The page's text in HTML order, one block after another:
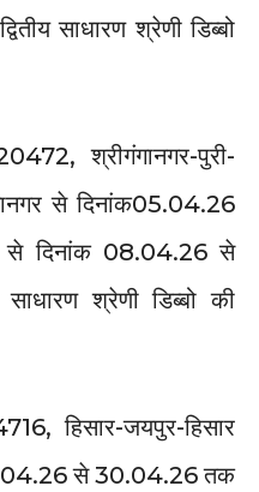
साधारण श्रेणी डिब्बो
श्रीगंगानगर-पुरी-
से दिनांक05.04.26
दिनांक 08.04.26 से
श्रेणी डिब्बो की
हिसार-जयपुर-हिसार
से 30.04.26 तक